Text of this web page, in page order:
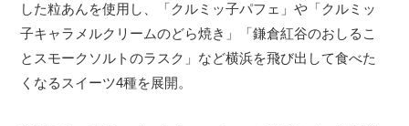
した粒あんを使用し、「クルミッ子パフェ」や「クルミッ
子キャラメルクリームのどら焼き」「鎌倉紅谷のおしるこ
とスモークソルトのラスク」など横浜を飛び出して食べた
くなるスイーツ4種を展開。